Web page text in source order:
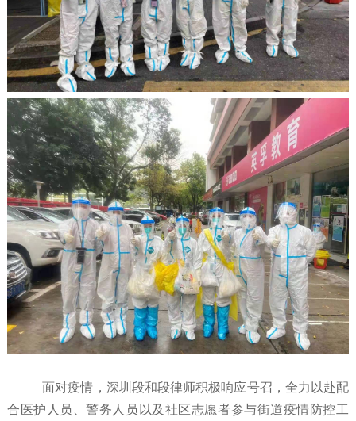
面对疫情，深圳段和段律师积极响应号召，全力以赴配
合医护人员、警务人员以及社区志愿者参与街道疫情防控工